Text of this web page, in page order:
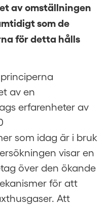
av omställningen
som de
för detta hålls
av en
erfarenheter av
som idag är i bruk
visar en
över den ökande
för att
Att